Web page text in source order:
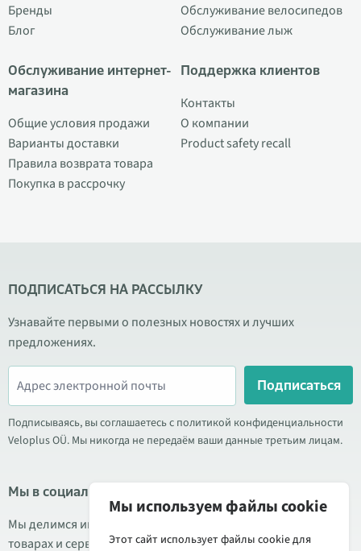
Бренды
Блог
Обслуживание интернет-
магазина
Общие условия продажи
Варианты доставки
Правила возврата товара
Покупка в рассрочку
Обслуживание велосипедов
Обслуживание лыж
Поддержка клиентов
Контакты
О компании
Product safety recall
ПОДПИСАТЬСЯ НА РАССЫЛКУ
Узнавайте первыми о полезных новостях и лучших
предложениях.
Подписаться
Подписываясь, вы соглашаетесь с политикой конфиденциальности
Veloplus OÜ. Мы никогда не передаём ваши данные третьим лицам.
Мы в социальных сетях
Мы делимся информацией о выгодных акциях, новых
товарах и сервисе. Иногда публикуем обзоры продукции.
Мы используем файлы cookie
Этот сайт использует файлы cookie для